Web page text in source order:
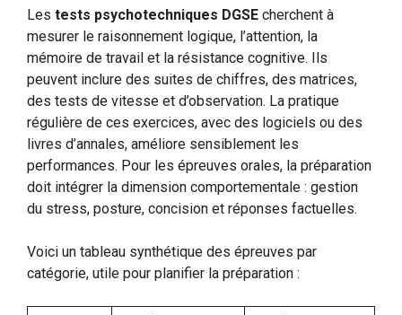
Les tests psychotechniques DGSE cherchent à
mesurer le raisonnement logique, l’attention, la
mémoire de travail et la résistance cognitive. Ils
peuvent inclure des suites de chiffres, des matrices,
des tests de vitesse et d’observation. La pratique
régulière de ces exercices, avec des logiciels ou des
livres d’annales, améliore sensiblement les
performances. Pour les épreuves orales, la préparation
doit intégrer la dimension comportementale : gestion
du stress, posture, concision et réponses factuelles.
Voici un tableau synthétique des épreuves par
catégorie, utile pour planifier la préparation :